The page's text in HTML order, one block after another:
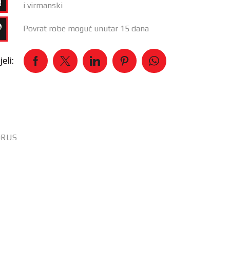
i virmanski
Povrat robe moguć unutar 15 dana